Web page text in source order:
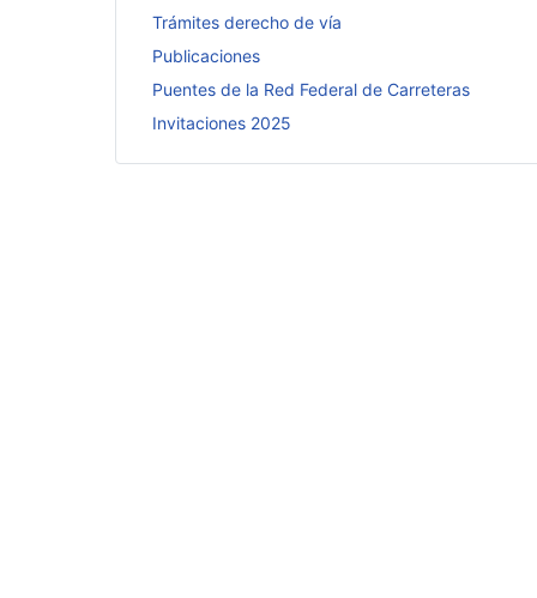
Trámites derecho de vía
Publicaciones
Puentes de la Red Federal de Carreteras
Invitaciones 2025